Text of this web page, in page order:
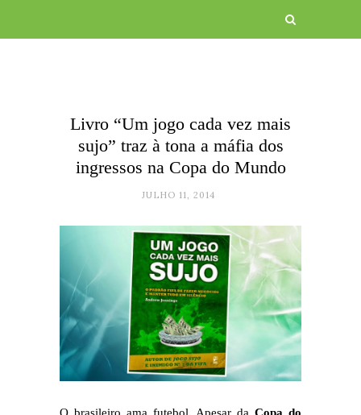
Livro “Um jogo cada vez mais
sujo” traz à tona a máfia dos
ingressos na Copa do Mundo
JULHO 11, 2014